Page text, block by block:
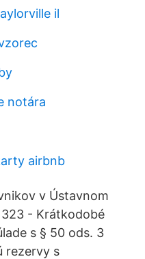
il
notára
airbnb
v Ústavnom
- Krátkodobé
s § 50 ods. 3
rezervy s